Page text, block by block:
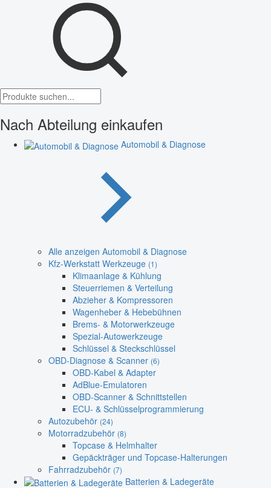
Nach Abteilung einkaufen
Automobil & Diagnose
Alle anzeigen Automobil & Diagnose
Kfz-Werkstatt Werkzeuge (1)
Klimaanlage & Kühlung
Steuerriemen & Verteilung
Abzieher & Kompressoren
Wagenheber & Hebebühnen
Brems- & Motorwerkzeuge
Spezial-Autowerkzeuge
Schlüssel & Steckschlüssel
OBD-Diagnose & Scanner (6)
OBD-Kabel & Adapter
AdBlue-Emulatoren
OBD-Scanner & Schnittstellen
ECU- & Schlüsselprogrammierung
Autozubehör (24)
Motorradzubehör (8)
Topcase & Helmhalter
Gepäckträger und Topcase-Halterungen
Fahrradzubehör (7)
Batterien & Ladegeräte